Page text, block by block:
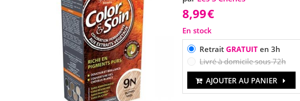
8,99€
En stock
RetraitGRATUIT en 3h
Livré à domicile sous 72h
AJOUTER AU PANIER